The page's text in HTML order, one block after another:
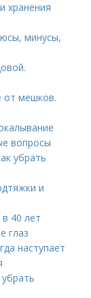
хранения
минусы,
от мешков.
вопросы
убрать
и
40 лет
глаз
наступает